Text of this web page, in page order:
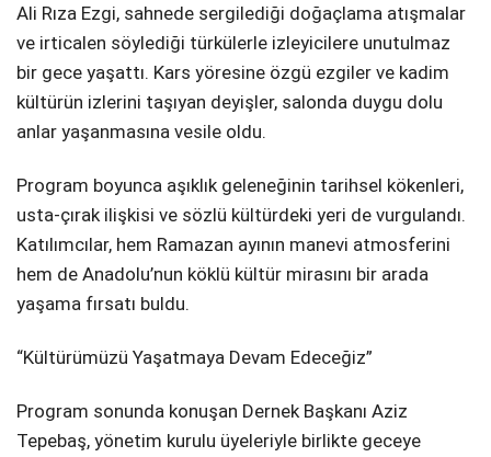
Ali Rıza Ezgi, sahnede sergilediği doğaçlama atışmalar
ve irticalen söylediği türkülerle izleyicilere unutulmaz
bir gece yaşattı. Kars yöresine özgü ezgiler ve kadim
kültürün izlerini taşıyan deyişler, salonda duygu dolu
anlar yaşanmasına vesile oldu.
Program boyunca aşıklık geleneğinin tarihsel kökenleri,
usta-çırak ilişkisi ve sözlü kültürdeki yeri de vurgulandı.
Katılımcılar, hem Ramazan ayının manevi atmosferini
hem de Anadolu’nun köklü kültür mirasını bir arada
yaşama fırsatı buldu.
“Kültürümüzü Yaşatmaya Devam Edeceğiz”
Program sonunda konuşan Dernek Başkanı Aziz
Tepebaş, yönetim kurulu üyeleriyle birlikte geceye